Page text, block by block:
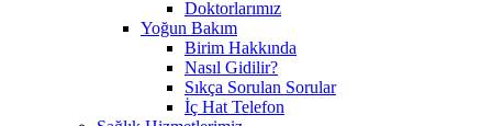
Doktorlarımız
Yoğun Bakım
Birim Hakkında
Nasıl Gidilir?
Sıkça Sorulan Sorular
İç Hat Telefon